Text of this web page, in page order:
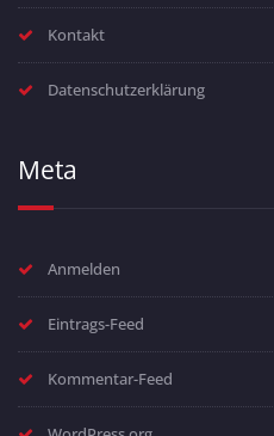
Kontakt
Datenschutzerklärung
Meta
Anmelden
Eintrags-Feed
Kommentar-Feed